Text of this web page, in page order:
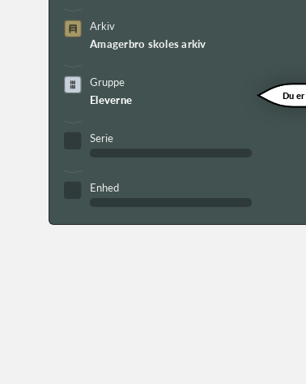
Arkiv
Amagerbro skoles arkiv
Gruppe
Eleverne
Du er
Serie
Enhed